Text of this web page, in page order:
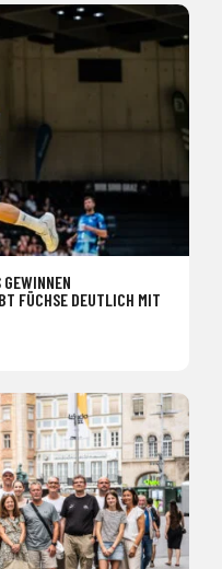
FÜCHSE DEUTLICH MIT